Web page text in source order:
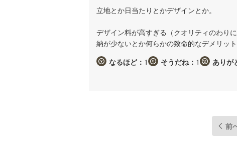
立地とか日当たりとかデザインとか。
デザイン料が高すぎる（クオリティのわり
納が少ないとか何らかの致命的なデメリット
なるほど： 1 そうだね： 1 ありが
前